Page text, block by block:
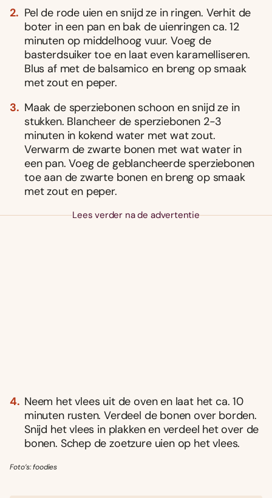
Pel de rode uien en snijd ze in ringen. Verhit de
boter in een pan en bak de uienringen ca. 12
minuten op middelhoog vuur. Voeg de
basterdsuiker toe en laat even karamelliseren.
Blus af met de balsamico en breng op smaak
met zout en peper.
Maak de sperziebonen schoon en snijd ze in
stukken. Blancheer de sperziebonen 2-3
minuten in kokend water met wat zout.
Verwarm de zwarte bonen met wat water in
een pan. Voeg de geblancheerde sperziebonen
toe aan de zwarte bonen en breng op smaak
met zout en peper.
Lees verder na de advertentie
Neem het vlees uit de oven en laat het ca. 10
minuten rusten. Verdeel de bonen over borden.
Snijd het vlees in plakken en verdeel het over de
bonen. Schep de zoetzure uien op het vlees.
Foto’s: foodies